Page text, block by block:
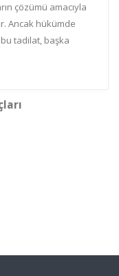
çözümü amacıyla
Ancak hükümde
tadilat, başka